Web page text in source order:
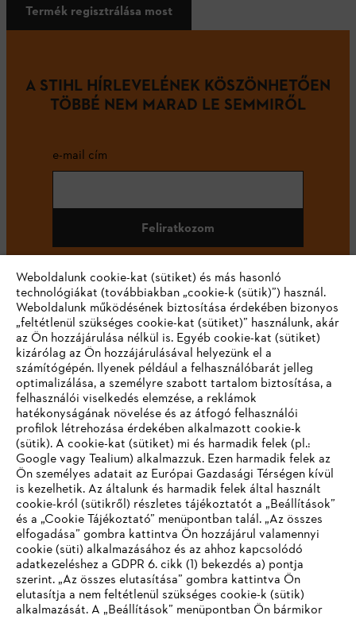
Termék regisztrálása most
A STIHL HÍRLEVELÉNEK KÖSZÖNHETŐEN
TÖBBÉ NEM MARAD LE SEMMIRŐL
e-mail cím
Feliratkozom
#STIHL
Vállalat
STIHL GYIK
Szerviz
IHR BROWSER WIRD NICHT
UNTERSTÜTZT
Weboldalunk cookie-kat (sütiket) és más hasonló
technológiákat (továbbiakban „cookie-k (sütik)”) használ.
Weboldalunk működésének biztosítása érdekében bizonyos
„feltétlenül szükséges cookie-kat (sütiket)” használunk, akár
az Ön hozzájárulása nélkül is. Egyéb cookie-kat (sütiket)
kizárólag az Ön hozzájárulásával helyezünk el a
számítógépén. Ilyenek például a felhasználóbarát jelleg
optimalizálása, a személyre szabott tartalom biztosítása, a
felhasználói viselkedés elemzése, a reklámok
hatékonyságának növelése és az átfogó felhasználói
profilok létrehozása érdekében alkalmazott cookie-k
(sütik). A cookie-kat (sütiket) mi és harmadik felek (pl.:
Google vagy Tealium) alkalmazzuk. Ezen harmadik felek az
Ön személyes adatait az Európai Gazdasági Térségen kívül
is kezelhetik. Az általunk és harmadik felek által használt
cookie-król (sütikről) részletes tájékoztatót a „Beállítások”
és a „Cookie Tájékoztató” menüpontban talál. „Az összes
elfogadása” gombra kattintva Ön hozzájárul valamennyi
cookie (süti) alkalmazásához és az ahhoz kapcsolódó
adatkezeléshez a GDPR 6. cikk (1) bekezdés a) pontja
szerint. „Az összes elutasítása” gombra kattintva Ön
elutasítja a nem feltétlenül szükséges cookie-k (sütik)
alkalmazását. A „Beállítások” menüpontban Ön bármikor